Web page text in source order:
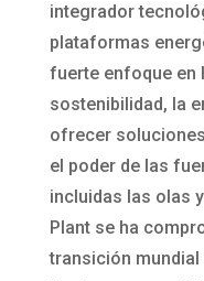
integrador
plataformas
fuerte enfoque en
sostenibilidad, la
ofrecer
el poder de las
incluidas las olas
Plant se ha
transición